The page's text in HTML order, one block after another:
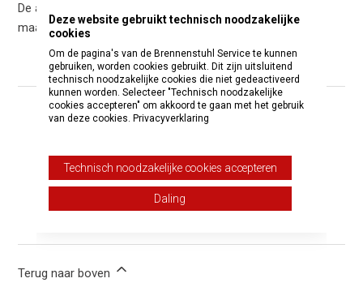
De app is helemaal gratis voor jou en er zijn geen
maandelijkse kosten of basiskosten voor jou!
Was dit artikel nuttig?
Aantal gebruikers dat dit nuttig vond: 2 van 2
Terug naar boven
Deze website gebruikt technisch noodzakelijke
cookies
Om de pagina's van de Brennenstuhl Service te kunnen
gebruiken, worden cookies gebruikt. Dit zijn uitsluitend
technisch noodzakelijke cookies die niet gedeactiveerd
kunnen worden. Selecteer "Technisch noodzakelijke
cookies accepteren" om akkoord te gaan met het gebruik
van deze cookies. Privacyverklaring
Technisch noodzakelijke cookies accepteren
Daling